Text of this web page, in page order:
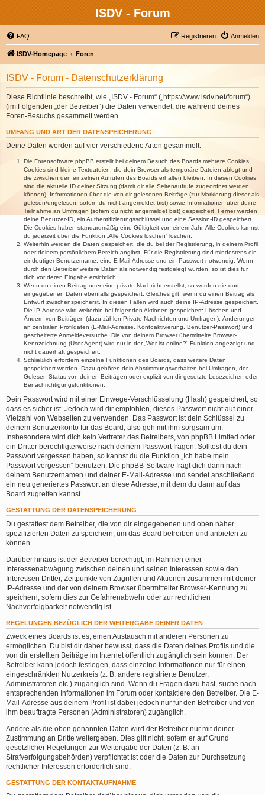
ISDV - Forum
FAQ Anmelden
Registrieren
ISDV-Homepage Foren
ISDV - Forum - Datenschutzerklärung
Diese Richtlinie beschreibt, wie „ISDV - Forum“ („https://www.isdv.net/forum“)
(im Folgenden „der Betreiber“) die Daten verwendet, die während deines
Foren-Besuchs gesammelt werden.
UMFANG UND ART DER DATENSPEICHERUNG
Deine Daten werden auf vier verschiedene Arten gesammelt:
Die Forensoftware phpBB erstellt bei deinem Besuch des Boards mehrere Cookies.
Cookies sind kleine Textdateien, die dein Browser als temporäre Dateien ablegt und
die zwischen den einzelnen Aufrufen des Boards erhalten bleiben. In diesen Cookies
sind die aktuelle ID deiner Sitzung (damit dir alle Seitenaufrufe zugeordnet werden
können), Informationen über die von dir gelesenen Beiträge (zur Markierung dieser als
gelesen/ungelesen; sofern du nicht angemeldet bist) sowie Informationen über deine
Teilnahme an Umfragen (sofern du nicht angemeldet bist) gespeichert. Ferner werden
deine Benutzer-ID, ein Authentifizierungsschlüssel und eine Session-ID gespeichert.
Die Cookies haben standardmäßig eine Gültigkeit von einem Jahr. Alle Cookies kannst
du jederzeit über die Funktion „Alle Cookies löschen“ löschen.
Weiterhin werden die Daten gespeichert, die du bei der Registrierung, in deinem Profil
oder deinem persönlichem Bereich angibst. Für die Registrierung sind mindestens ein
eindeutiger Benutzername, eine E-Mail-Adresse und ein Passwort notwendig. Wenn
durch den Betreiber weitere Daten als notwendig festgelegt wurden, so ist dies für
dich vor deren Eingabe ersichtlich.
Wenn du einen Beitrag oder eine private Nachricht erstellst, so werden die dort
eingegebenen Daten ebenfalls gespeichert. Gleiches gilt, wenn du einen Beitrag als
Entwurf zwischenspeicherst. In diesen Fällen wird auch deine IP-Adresse gespeichert.
Die IP-Adresse wird weiterhin bei folgenden Aktionen gespeichert: Löschen und
Ändern von Beiträgen (dazu zählen Private Nachrichten und Umfragen), Änderungen
an zentralen Profildaten (E-Mail-Adresse, Kontoaktivierung, Benutzer-Passwort) und
gescheiterte Anmeldeversuche. Die von deinem Browser übermittelte Browser-
Kennzeichnung (User Agent) wird nur in der „Wer ist online?“-Funktion angezeigt und
nicht dauerhaft gespeichert.
Schließlich erfordern einzelne Funktionen des Boards, dass weitere Daten
gespeichert werden. Dazu gehören dein Abstimmungsverhalten bei Umfragen, der
Gelesen-Status von deinen Beiträgen oder explizit von dir gesetzte Lesezeichen oder
Benachrichtigungsfunktionen.
Dein Passwort wird mit einer Einwege-Verschlüsselung (Hash) gespeichert, so
dass es sicher ist. Jedoch wird dir empfohlen, dieses Passwort nicht auf einer
Vielzahl von Webseiten zu verwenden. Das Passwort ist dein Schlüssel zu
deinem Benutzerkonto für das Board, also geh mit ihm sorgsam um.
Insbesondere wird dich kein Vertreter des Betreibers, von phpBB Limited oder
ein Dritter berechtigterweise nach deinem Passwort fragen. Solltest du dein
Passwort vergessen haben, so kannst du die Funktion „Ich habe mein
Passwort vergessen“ benutzen. Die phpBB-Software fragt dich dann nach
deinem Benutzernamen und deiner E-Mail-Adresse und sendet anschließend
ein neu generiertes Passwort an diese Adresse, mit dem du dann auf das
Board zugreifen kannst.
GESTATTUNG DER DATENSPEICHERUNG
Du gestattest dem Betreiber, die von dir eingegebenen und oben näher
spezifizierten Daten zu speichern, um das Board betreiben und anbieten zu
können.
Darüber hinaus ist der Betreiber berechtigt, im Rahmen einer
Interessenabwägung zwischen deinen und seinen Interessen sowie den
Interessen Dritter, Zeitpunkte von Zugriffen und Aktionen zusammen mit deiner
IP-Adresse und der von deinem Browser übermittelter Browser-Kennung zu
speichern, sofern dies zur Gefahrenabwehr oder zur rechtlichen
Nachverfolgbarkeit notwendig ist.
REGELUNGEN BEZÜGLICH DER WEITERGABE DEINER DATEN
Zweck eines Boards ist es, einen Austausch mit anderen Personen zu
ermöglichen. Du bist dir daher bewusst, dass die Daten deines Profils und die
von dir erstellten Beiträge im Internet öffentlich zugänglich sein können. Der
Betreiber kann jedoch festlegen, dass einzelne Informationen nur für einen
eingeschränkten Nutzerkreis (z. B. andere registrierte Benutzer,
Administratoren etc.) zugänglich sind. Wenn du Fragen dazu hast, suche nach
entsprechenden Informationen im Forum oder kontaktiere den Betreiber. Die E-
Mail-Adresse aus deinem Profil ist dabei jedoch nur für den Betreiber und von
ihm beauftragte Personen (Administratoren) zugänglich.
Andere als die oben genannten Daten wird der Betreiber nur mit deiner
Zustimmung an Dritte weitergeben. Dies gilt nicht, sofern er auf Grund
gesetzlicher Regelungen zur Weitergabe der Daten (z. B. an
Strafverfolgungsbehörden) verpflichtet ist oder die Daten zur Durchsetzung
rechtlicher Interessen erforderlich sind.
GESTATTUNG DER KONTAKTAUFNAHME